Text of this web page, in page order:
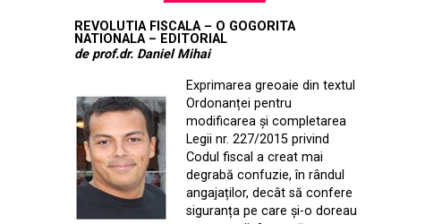
REVOLUTIA FISCALA – O GOGORITA
NATIONALA – EDITORIAL
de prof.dr. Daniel Mihai
Exprimarea greoaie din textul
Ordonanței pentru
modificarea și completarea
Legii nr. 227/2015 privind
Codul fiscal a creat mai
degrabă confuzie, în rândul
angajaților, decât să confere
siguranța pe care și-o doreau